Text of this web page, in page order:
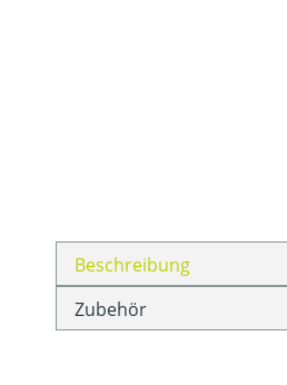
Beschreibung
Zubehör